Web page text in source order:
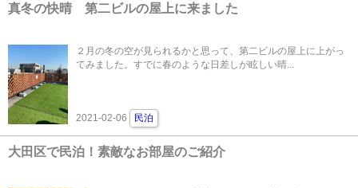
真冬の快晴 第二ビルの屋上に来ました
２月の冬の空が見られるかと思って、第二ビルの屋上に上がっ
てみました。すでに春のような日差しが眩しい晴...
2021-02-06 民泊
大田区で民泊！素敵なお部屋のご紹介